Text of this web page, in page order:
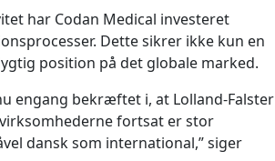
har Codan Medical investeret
Dette sikrer ikke kun en
position på det globale marked.
engang bekræftet i, at Lolland-Falster
fortsat er stor
dansk som international,” siger